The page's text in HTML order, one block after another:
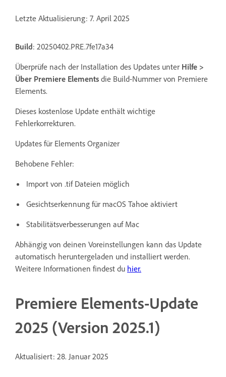
Letzte Aktualisierung: 7. April 2025
Build: 20250402.PRE.7fe17a34
Überprüfe nach der Installation des Updates unter Hilfe >
Über Premiere Elements die Build-Nummer von Premiere
Elements.
Dieses kostenlose Update enthält wichtige
Fehlerkorrekturen.
Updates für Elements Organizer
Behobene Fehler:
Import von .tif Dateien möglich
Gesichtserkennung für macOS Tahoe aktiviert
Stabilitätsverbesserungen auf Mac
Abhängig von deinen Voreinstellungen kann das Update
automatisch heruntergeladen und installiert werden.
Weitere Informationen findest du hier.
Premiere Elements-Update
2025 (Version 2025.1)
Aktualisiert: 28. Januar 2025